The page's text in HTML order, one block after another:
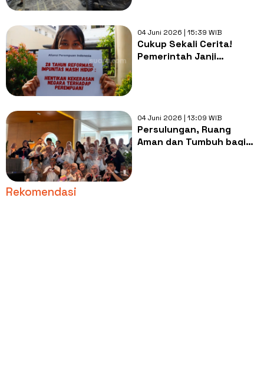
04 Juni 2026 | 15:39 WIB
Cukup Sekali Cerita!
Pemerintah Janji
04 Juni 2026 | 13:09 WIB
Persulungan, Ruang
Aman dan Tumbuh bagi
Rekomendasi